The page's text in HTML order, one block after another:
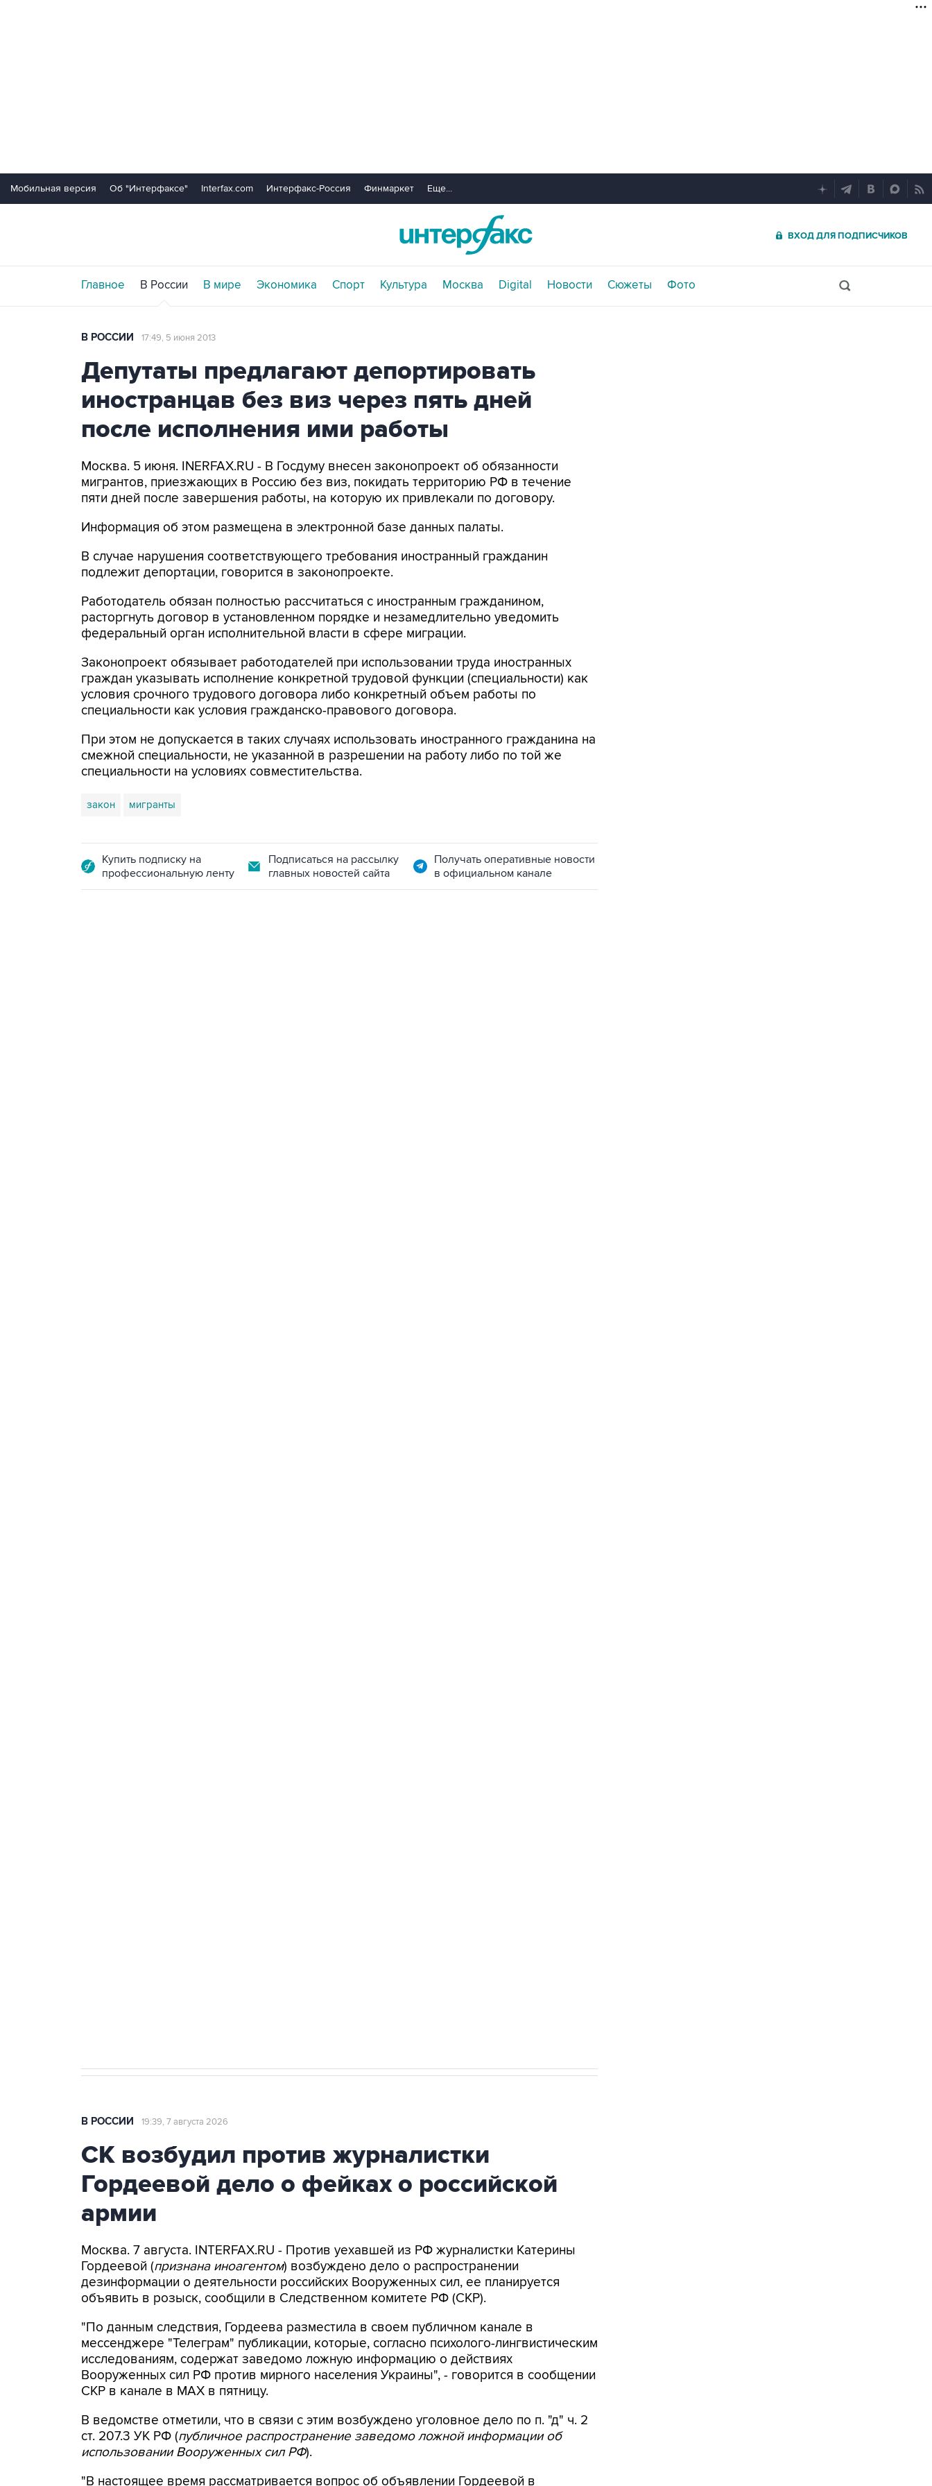
Мобильная версия Об "Интерфаксе" Interfax.com Интерфакс-Россия Финмаркет Еще...
ВХОД ДЛЯ ПОДПИСЧИКОВ
Главное В России В мире Экономика Спорт Культура Москва Digital Новости Сюжеты Фото
В РОССИИ 17:49, 5 июня 2013
Депутаты предлагают депортировать
иностранцав без виз через пять дней
после исполнения ими работы
Москва. 5 июня. INERFAX.RU - В Госдуму внесен законопроект об обязанности
мигрантов, приезжающих в Россию без виз, покидать территорию РФ в течение
пяти дней после завершения работы, на которую их привлекали по договору.
Информация об этом размещена в электронной базе данных палаты.
В случае нарушения соответствующего требования иностранный гражданин
подлежит депортации, говорится в законопроекте.
Работодатель обязан полностью рассчитаться с иностранным гражданином,
расторгнуть договор в установленном порядке и незамедлительно уведомить
федеральный орган исполнительной власти в сфере миграции.
Законопроект обязывает работодателей при использовании труда иностранных
граждан указывать исполнение конкретной трудовой функции (специальности) как
условия срочного трудового договора либо конкретный объем работы по
специальности как условия гражданско-правового договора.
При этом не допускается в таких случаях использовать иностранного гражданина на
смежной специальности, не указанной в разрешении на работу либо по той же
специальности на условиях совместительства.
закон мигранты
Купить подписку на
профессиональную ленту
Подписаться на рассылку
главных новостей сайта
Получать оперативные новости
в официальном канале
В РОССИИ 19:39, 7 августа 2026
СК возбудил против журналистки
Гордеевой дело о фейках о российской
армии
Москва. 7 августа. INTERFAX.RU - Против уехавшей из РФ журналистки Катерины
Гордеевой (признана иноагентом) возбуждено дело о распространении
дезинформации о деятельности российских Вооруженных сил, ее планируется
объявить в розыск, сообщили в Следственном комитете РФ (СКР).
"По данным следствия, Гордеева разместила в своем публичном канале в
мессенджере "Телеграм" публикации, которые, согласно психолого-лингвистическим
исследованиям, содержат заведомо ложную информацию о действиях
Вооруженных сил РФ против мирного населения Украины", - говорится в сообщении
СКР в канале в MAX в пятницу.
В ведомстве отметили, что в связи с этим возбуждено уголовное дело по п. "д" ч. 2
ст. 207.3 УК РФ (публичное распространение заведомо ложной информации об
использовании Вооруженных сил РФ).
"В настоящее время рассматривается вопрос об объявлении Гордеевой в